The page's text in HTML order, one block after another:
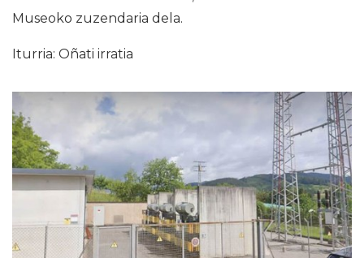
Museoko zuzendaria dela.
Iturria: Oñati irratia